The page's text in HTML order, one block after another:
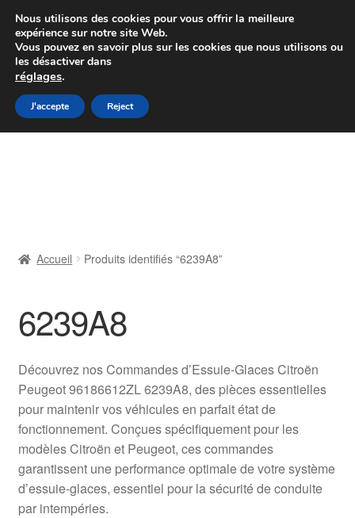
Colissimo livraison à partir de 7 EUR
Du lundi au vendredi de 9 h à 16 h
Aller
à
Aller
au
Livraison
Livraison internationale
Mon compte
Paiements
Panier
Accueil Produits identifiés “6239A8”
6239A8
Découvrez nos Commandes d’Essuie-Glaces Citroën
Peugeot 96186612ZL 6239A8, des pièces essentielles
pour maintenir vos véhicules en parfait état de
fonctionnement. Conçues spécifiquement pour les
modèles Citroën et Peugeot, ces commandes
garantissent une performance optimale de votre système
d’essuie-glaces, essentiel pour la sécurité de conduite
par intempéries.
Nous utilisons des cookies pour vous offrir la meilleure
expérience sur notre site Web.
Vous pouvez en savoir plus sur les cookies que nous utilisons ou
les désactiver dans
réglages.
J'accepte Reject